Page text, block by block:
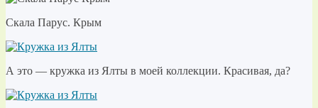
Скала Парус. Крым
А это — кружка из Ялты в моей коллекции. Красивая, да?